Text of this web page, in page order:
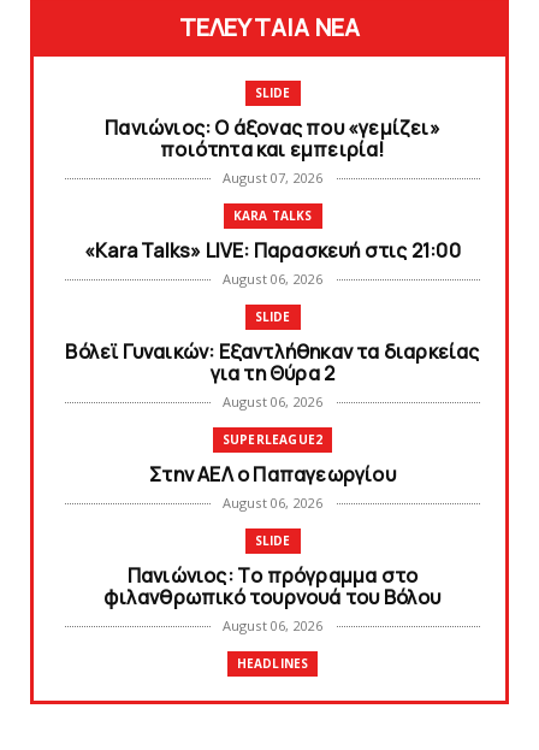
ΤΕΛΕΥΤΑΙΑ ΝΕΑ
SLIDE
Πανιώνιος: O άξονας που «γεμίζει»
ποιότητα και εμπειρία!
August 07, 2026
KARA TALKS
«Kara Talks» LIVE: Παρασκευή στις 21:00
August 06, 2026
SLIDE
Bόλεϊ Γυναικών: Εξαντλήθηκαν τα διαρκείας
για τη Θύρα 2
August 06, 2026
SUPERLEAGUE2
Στην AEΛ ο Παπαγεωργίου
August 06, 2026
SLIDE
Πανιώνιoς: Tο πρόγραμμα στο
φιλανθρωπικό τουρνουά του Bόλου
August 06, 2026
HEADLINES
Πανιώνια Εκπομπή: Eυχαριστούμε και...